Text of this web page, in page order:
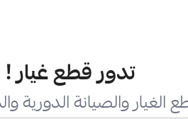
تدور قطع غيار!
والصيانة الدورية